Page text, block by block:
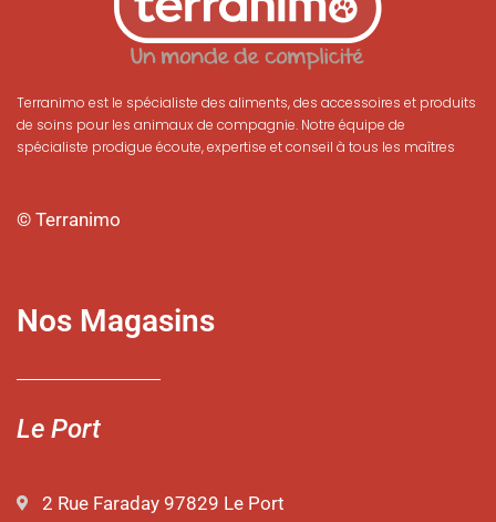
Terranimo est le spécialiste des aliments, des accessoires et produits
de soins pour les animaux de compagnie. Notre équipe de
spécialiste prodigue écoute, expertise et conseil à tous les maîtres
© Terranimo
Nos Magasins
Le Port
2 Rue Faraday 97829 Le Port